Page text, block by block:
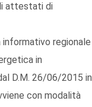
attestati di
regionale
in
D.M. 26/06/2015 in
con modalità